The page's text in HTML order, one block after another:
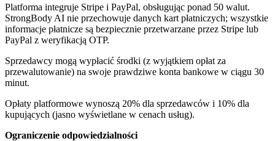
Platforma integruje Stripe i PayPal, obsługując ponad 50 walut.
StrongBody AI nie przechowuje danych kart płatniczych; wszystkie
informacje płatnicze są bezpiecznie przetwarzane przez Stripe lub
PayPal z weryfikacją OTP.
Sprzedawcy mogą wypłacić środki (z wyjątkiem opłat za
przewalutowanie) na swoje prawdziwe konta bankowe w ciągu 30
minut.
Opłaty platformowe wynoszą 20% dla sprzedawców i 10% dla
kupujących (jasno wyświetlane w cenach usług).
Ograniczenie odpowiedzialności